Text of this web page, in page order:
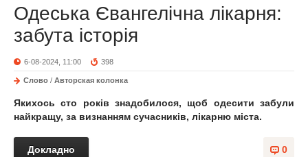
Одеська Євангелічна лікарня:
забута історія
6-08-2024, 11:00 398
Слово / Авторская колонка
Якихось сто років знадобилося, щоб одесити забули
найкращу, за визнанням сучасників, лікарню міста.
0
Докладно